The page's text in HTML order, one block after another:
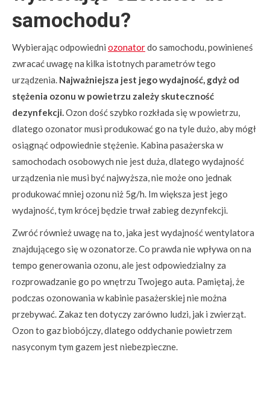
samochodu?
Wybierając odpowiedni ozonatordo samochodu, powinieneś
zwracać uwagę na kilka istotnych parametrów tego
urządzenia. Najważniejsza jest jego wydajność, gdyż od
stężenia ozonu w powietrzu zależy skuteczność
dezynfekcji. Ozon dość szybko rozkłada się w powietrzu,
dlatego ozonator musi produkować go na tyle dużo, aby mógł
osiągnąć odpowiednie stężenie. Kabina pasażerska w
samochodach osobowych nie jest duża, dlatego wydajność
urządzenia nie musi być najwyższa, nie może ono jednak
produkować mniej ozonu niż 5g/h. Im większa jest jego
wydajność, tym krócej będzie trwał zabieg dezynfekcji.
Zwróć również uwagę na to, jaka jest wydajność wentylatora
znajdującego się w ozonatorze. Co prawda nie wpływa on na
tempo generowania ozonu, ale jest odpowiedzialny za
rozprowadzanie go po wnętrzu Twojego auta. Pamiętaj, że
podczas ozonowania w kabinie pasażerskiej nie można
przebywać. Zakaz ten dotyczy zarówno ludzi, jak i zwierząt.
Ozon to gaz biobójczy, dlatego oddychanie powietrzem
nasyconym tym gazem jest niebezpieczne.